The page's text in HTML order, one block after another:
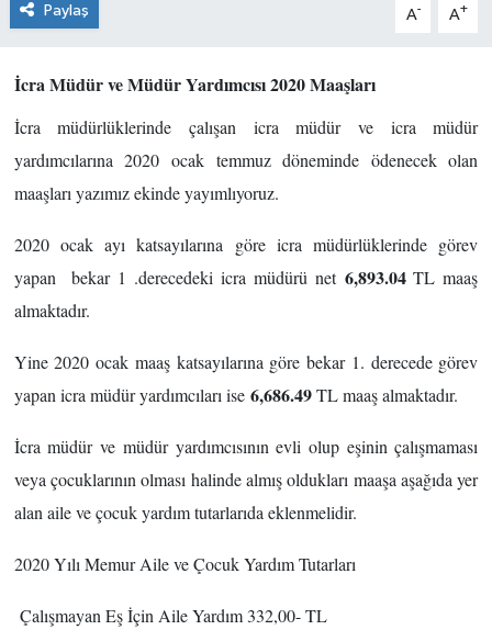
Paylaş A- A+
İcra Müdür ve Müdür Yardımcısı 2020 Maaşları
İcra müdürlüklerinde çalışan icra müdür ve icra müdür
yardımcılarına 2020 ocak temmuz döneminde ödenecek olan
maaşları yazımız ekinde yayımlıyoruz.
2020 ocak ayı katsayılarına göre icra müdürlüklerinde görev
yapan bekar 1 .derecedeki icra müdürü net 6,893.04TL maaş
almaktadır.
Yine 2020 ocak maaş katsayılarına göre bekar 1. derecede görev
yapan icra müdür yardımcıları ise 6,686.49TL maaş almaktadır.
İcra müdür ve müdür yardımcısının evli olup eşinin çalışmaması
veya çocuklarının olması halinde almış oldukları maaşa aşağıda yer
alan aile ve çocuk yardım tutarlarıda eklenmelidir.
2020 Yılı Memur Aile ve Çocuk Yardım Tutarları
Çalışmayan Eş İçin Aile Yardım 332,00- TL